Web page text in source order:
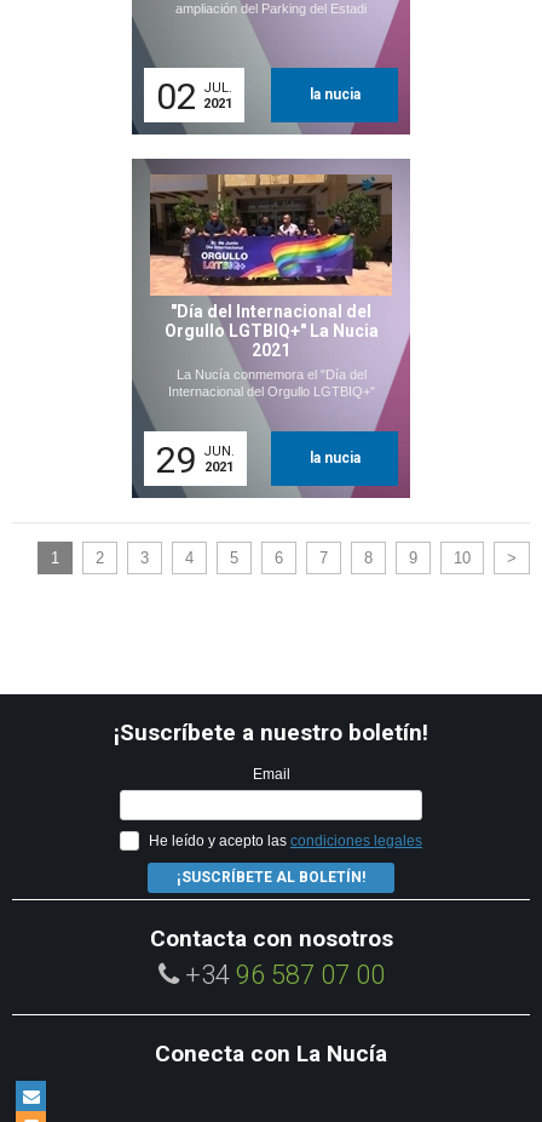
ampliación del Parking del Estadi
02
JUL.
2021
la nucia
"Día del Internacional del
Orgullo LGTBIQ+" La Nucia
2021
La Nucía conmemora el "Día del
Internacional del Orgullo LGTBIQ+"
29
JUN.
2021
la nucia
1 2 3 4 5 6 7 8 9 10 >
¡Suscríbete a nuestro boletín!
Email
He leído y acepto las condiciones legales
¡SUSCRÍBETE AL BOLETÍN!
Contacta con nosotros
+34 96 587 07 00
Conecta con La Nucía